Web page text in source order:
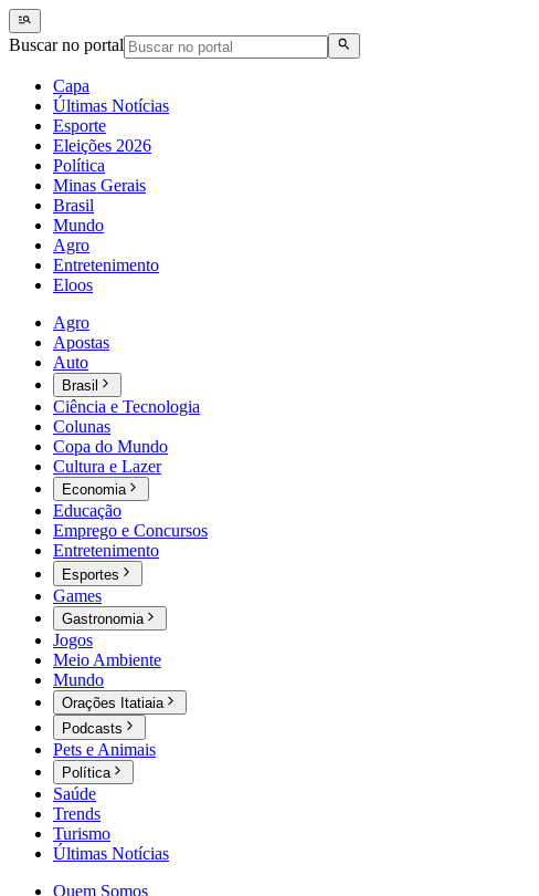
Buscar no portal
Capa
Últimas Notícias
Esporte
Eleições 2026
Política
Minas Gerais
Brasil
Mundo
Agro
Entretenimento
Eloos
Agro
Apostas
Auto
Brasil
Ciência e Tecnologia
Colunas
Copa do Mundo
Cultura e Lazer
Economia
Educação
Emprego e Concursos
Entretenimento
Esportes
Games
Gastronomia
Jogos
Meio Ambiente
Mundo
Orações Itatiaia
Podcasts
Pets e Animais
Política
Saúde
Trends
Turismo
Últimas Notícias
Quem Somos